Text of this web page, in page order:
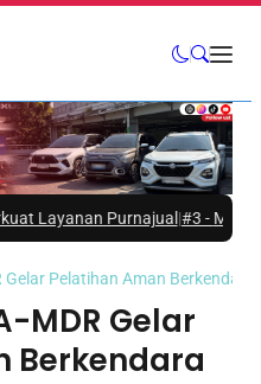
Purnajual|#3 -Mitsubishi
Gelar Pelatihan Aman Berkendara
MDR Gelar
Berkendara